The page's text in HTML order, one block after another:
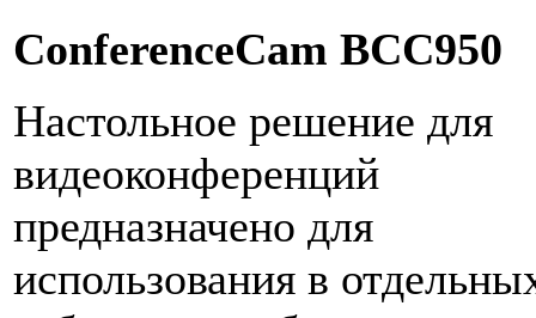
ConferenceCam BCC950
Настольное решение для
видеоконференций
предназначено для
использования в